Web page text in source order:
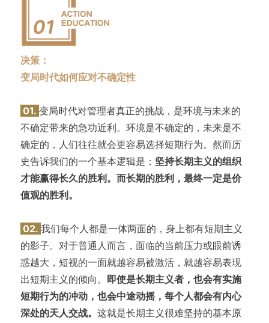
决策：
变局时代如何应对不确定性
01. 变局时代对管理者真正的挑战，是环境与未来的
不确定带来的急功近利。环境是不确定的，未来是不
确定的，人们往往就会更容易选择短期行为。然而历
史告诉我们的一个基本逻辑是： 坚持长期主义的组织
才能赢得长久的胜利。而长期的胜利，最终一定是价
值观的胜利。
02. 我们每个人都是一体两面的，身上都有短期主义
的影子。对于普通人而言，面临的当前压力或眼前诱
惑越大，短视的一面就越容易被激活，就越容易表现
出短期主义的倾向。 即使是长期主义者，也会有实施
短期行为的冲动，也会中途动摇，每个人都会有内心
深处的天人交战。 这就是长期主义很难坚持的基本原